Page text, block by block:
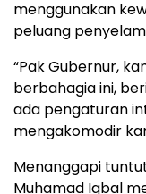
menggunakan
peluang
“Pak Gubernur,
berbahagia ini,
ada pengaturan
mengakomodir
Menanggapi
Muhamad Iqbal